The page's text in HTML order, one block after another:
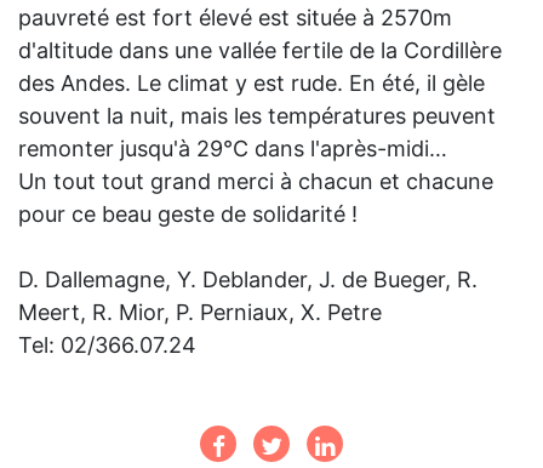
pauvreté est fort élevé est située à 2570m
d'altitude dans une vallée fertile de la Cordillère
des Andes. Le climat y est rude. En été, il gèle
souvent la nuit, mais les températures peuvent
remonter jusqu'à 29°C dans l'après-midi…
Un tout tout grand merci à chacun et chacune
pour ce beau geste de solidarité !
D. Dallemagne, Y. Deblander, J. de Bueger, R.
Meert, R. Mior, P. Perniaux, X. Petre
Tel: 02/366.07.24